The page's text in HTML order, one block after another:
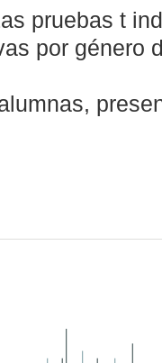
pruebas t
por género